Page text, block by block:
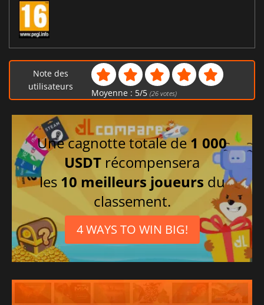
Note des
utilisateurs
Moyenne : 5/5 (26votes)
Une cagnotte totale de 1 000
USDT récompensera
les 10 meilleurs joueurs du
classement.
4 WAYS TO WIN BIG!